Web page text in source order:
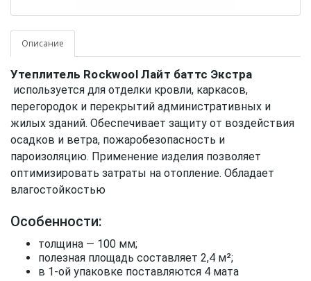
Описание
Утеплитель Rockwool Лайт баттс Экстра
используется для отделки кровли, каркасов,
перегородок и перекрытий административных и
жилых зданий. Обеспечивает защиту от воздействия
осадков и ветра, пожаробезопасность и
пароизоляцию. Применение изделия позволяет
оптимизировать затраты на отопление. Обладает
влагостойкостью
Особенности:
толщина — 100 мм;
полезная площадь составляет 2,4 м²;
в 1-ой упаковке поставляются 4 мата